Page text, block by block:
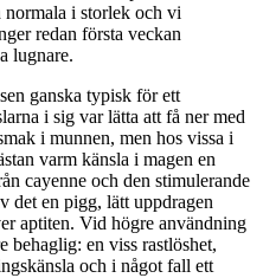
normala i storlek och vi
redan första veckan
lugnare.
ganska typisk för ett
i sig var lätta att få ner med
i munnen, men hos vissa i
varm känsla i magen en
cayenne och den stimulerande
det en pigg, lätt uppdragen
aptiten. Vid högre användning
behaglig: en viss rastlöshet,
och i något fall ett